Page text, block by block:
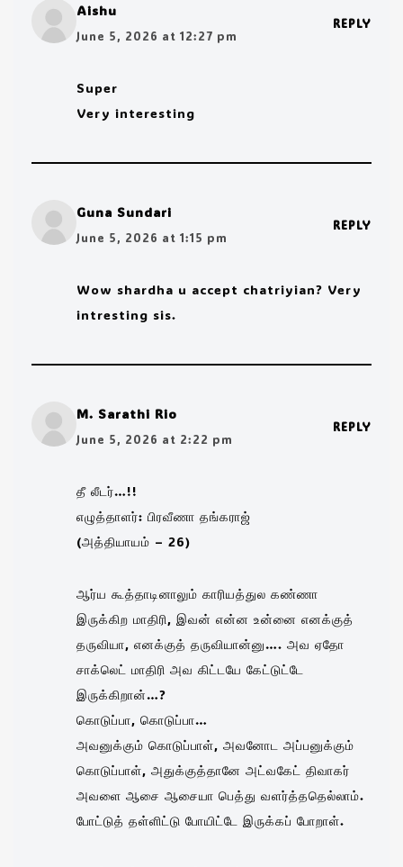
Aishu
June 5, 2026 at 12:27 pm
REPLY
Super
Very interesting
Guna Sundari
June 5, 2026 at 1:15 pm
REPLY
Wow shardha u accept chatriyian? Very
intresting sis.
M. Sarathi Rio
June 5, 2026 at 2:22 pm
REPLY
தீ லீடர்…!!
எழுத்தாளர்: பிரவீணா தங்கராஜ்
(அத்தியாயம் – 26)
ஆர்ய கூத்தாடினாலும் காரியத்துல கண்ணா
இருக்கிற மாதிரி, இவன் என்ன உன்னை எனக்குத்
தருவியா, எனக்குத் தருவியான்னு…. அவ ஏதோ
சாக்லெட் மாதிரி அவ கிட்டயே கேட்டுட்டே
இருக்கிறான்…?
கொடுப்பா, கொடுப்பா…
அவனுக்கும் கொடுப்பாள், அவனோட அப்பனுக்கும்
கொடுப்பாள், அதுக்குத்தானே அட்வகேட் திவாகர்
அவளை ஆசை ஆசையா பெத்து வளர்த்ததெல்லாம்.
போட்டுத் தள்ளிட்டு போயிட்டே இருக்கப் போறாள்.